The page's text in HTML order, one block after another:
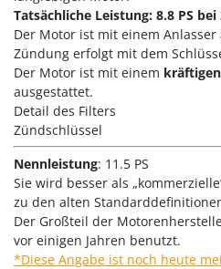
W
Wasserpumpen
Wasserpumpen für
Wein- und Obstpressen
Wein- und Ölschichtenfilter
Weitere Produkte
Wiesenwalzen für Traktor
Wippsägen
Wurstfüller
KitchenAid
Komo
L
Laica
Lampacrescia - MGM
Landxcape
LAR Casalinghi
Lavor
Linea VZ
Lisam
Tatsächliche Leistung: 8.8 PS bei
Der Motor ist mit einem
Zündung erfolgt mit dem
Der Motor ist mit einem
ausgestattet.
Detail des Filters
Zündschlüssel
Nennleistung: 11 .5 PS
Sie wird besser als
zu den alten
Der Großteil der
vor einigen Jahren benutzt.
*Diese Angabe ist noch heute